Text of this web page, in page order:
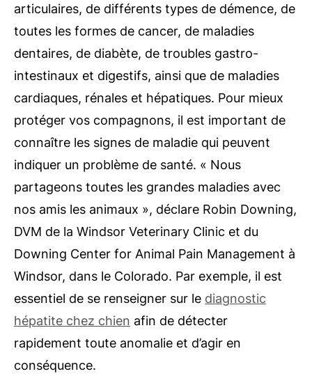
articulaires, de différents types de démence, de
toutes les formes de cancer, de maladies
dentaires, de diabète, de troubles gastro-
intestinaux et digestifs, ainsi que de maladies
cardiaques, rénales et hépatiques. Pour mieux
protéger vos compagnons, il est important de
connaître les signes de maladie qui peuvent
indiquer un problème de santé. « Nous
partageons toutes les grandes maladies avec
nos amis les animaux », déclare Robin Downing,
DVM de la Windsor Veterinary Clinic et du
Downing Center for Animal Pain Management à
Windsor, dans le Colorado. Par exemple, il est
essentiel de se renseigner sur le diagnostic
hépatite chez chien afin de détecter
rapidement toute anomalie et d’agir en
conséquence.